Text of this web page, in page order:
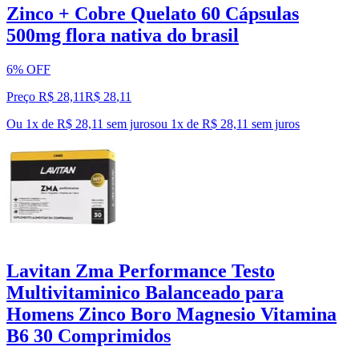
Zinco + Cobre Quelato 60 Cápsulas
500mg flora nativa do brasil
6% OFF
Preço R$ 28,11R$ 28,11
Ou 1x de R$ 28,11 sem jurosou 1x de R$ 28,11 sem juros
Lavitan Zma Performance Testo
Multivitaminico Balanceado para
Homens Zinco Boro Magnesio Vitamina
B6 30 Comprimidos